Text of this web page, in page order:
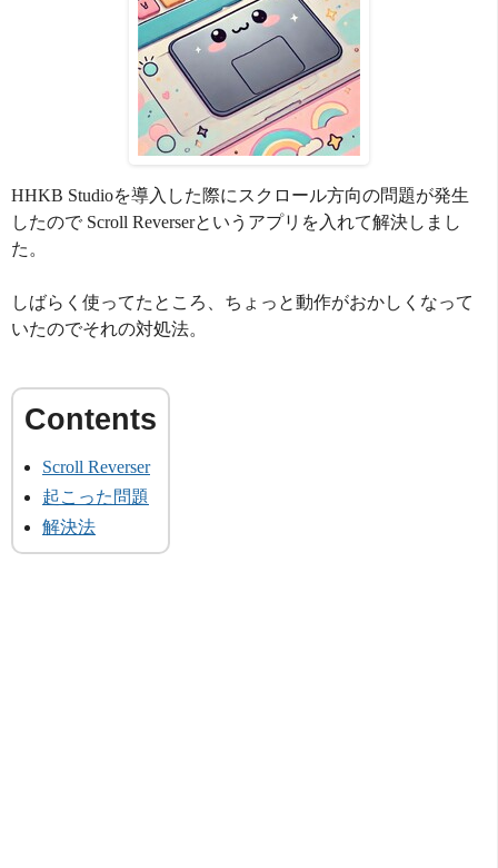
HHKB Studioを導入した際にスクロール方向の問題が発生
したので Scroll Reverserというアプリを入れて解決しまし
た。
しばらく使ってたところ、ちょっと動作がおかしくなって
いたのでそれの対処法。
Scroll Reverser
起こった問題
解決法